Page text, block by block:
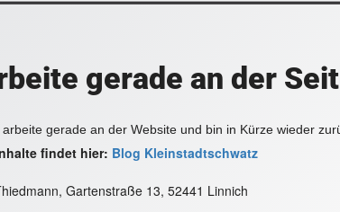
gerade an der
gerade an der Website und bin in Kürze wieder
findet hier: Blog Kleinstadtschwatz
Gartenstraße 13, 52441 Linnich